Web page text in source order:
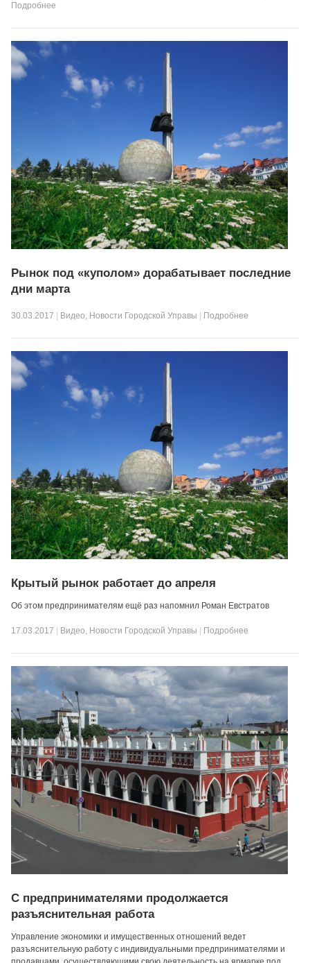
Подробнее
Рынок под «куполом» дорабатывает последние
дни марта
30.03.2017 Видео, Новости Городской Управы Подробнее
Крытый рынок работает до апреля
Об этом предпринимателям ещё раз напомнил Роман Евстратов
17.03.2017 Видео, Новости Городской Управы Подробнее
С предпринимателями продолжается
разъяснительная работа
Управление экономики и имущественных отношений ведет
разъяснительную работу с индивидуальными предпринимателями и